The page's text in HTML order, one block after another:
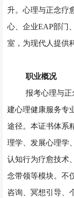
升。心理与正念疗
心、企业EAP部门
室，为现代人提供
职业概况
报考心理与
建心理健康服务专
途径。本证书体系
理学、发展心理学
认知行为疗愈技术
念带领等模块。不
咨询、冥想引导、